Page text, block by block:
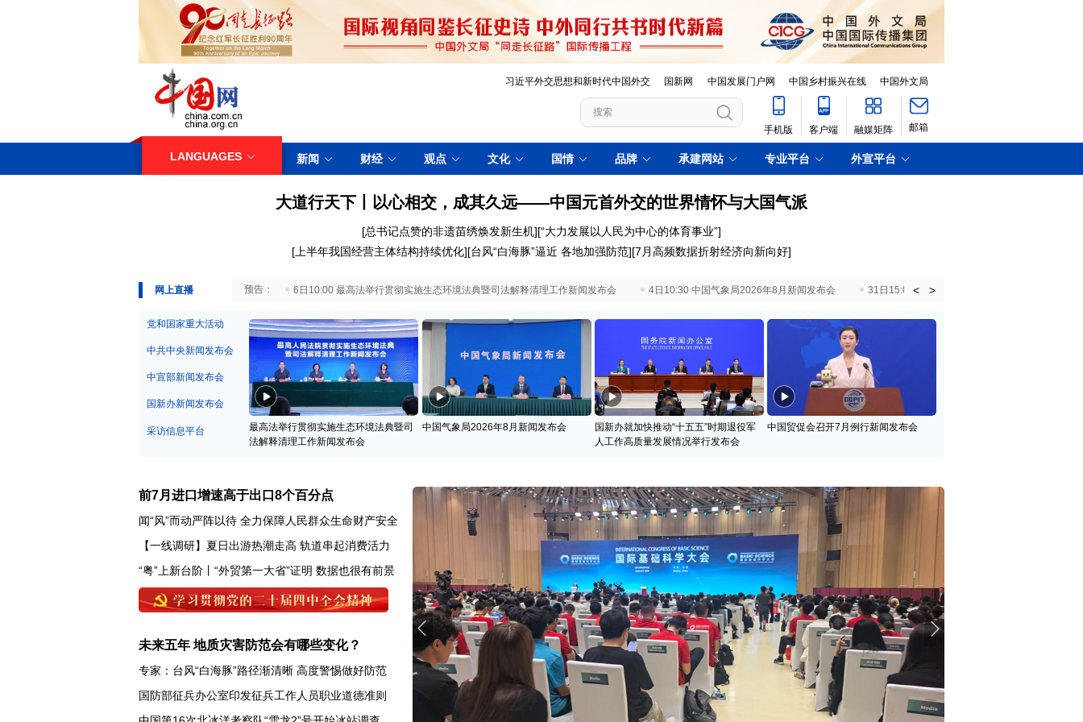
习近平外交思想和新时代中国外交 国新网 中国发展门户网 中国乡村振兴在线 中国外文局
手机版 客户端 融媒矩阵 邮箱
LANGUAGES 新闻 财经 观点 文化 国情 品牌 承建网站 专业平台 外宣平台
大道行天下丨以心相交，成其久远——中国元首外交的世界情怀与大国气派
[总书记点赞的非遗苗绣焕发新生机][“大力发展以人民为中心的体育事业”]
[ 上半年我国经营主体结构持续优化][台风“白海豚”逼近 各地加强防范][7月高频数据折射经济向新向好]
网上直播
29日10:00 国务院台湾事务办公室7月29日举行新闻发布会 6日10:00 最高法举行贯彻实施生态环境法典暨司法解释清理工作新闻发布会 4日10:30 中国气象局2026年8月新闻发布会 31日15:00 国新办就加快推动“十五五”时期退役
< >
党和国家重大活动
中共中央新闻发布会
中宣部新闻发布会
国新办新闻发布会
采访信息平台
最高法举行贯彻实施生态环境法典暨司
法解释清理工作新闻发布会
中国气象局2026年8月新闻发布会
国新办就加快推动“十五五”时期退役军
人工作高质量发展情况举行发布会
中国贸促会召开7月例行新闻发布会
前7月进口增速高于出口8个百分点
闻“风”而动严阵以待 全力保障人民群众生命财产安全
【一线调研】夏日出游热潮走高 轨道串起消费活力
“粤”上新台阶丨“外贸第一大省”证明 数据也很有前景
未来五年 地质灾害防范会有哪些变化？
专家：台风“白海豚”路径渐清晰 高度警惕做好防范
国防部征兵办公室印发征兵工作人员职业道德准则